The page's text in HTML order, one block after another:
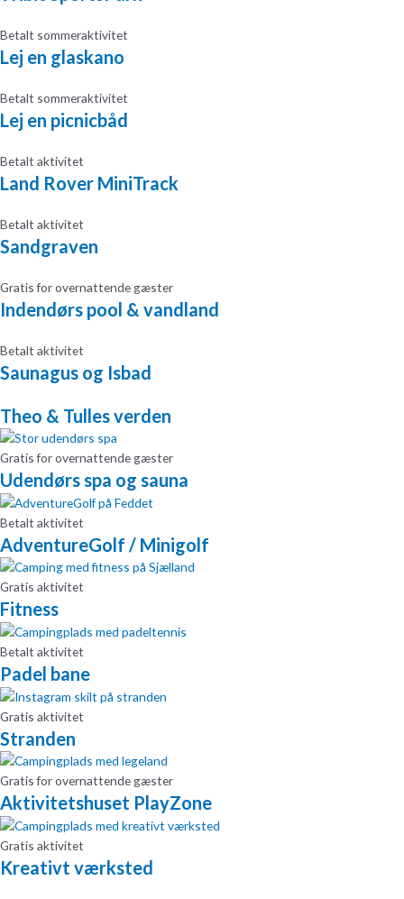
Betalt sommeraktivitet
Lej en glaskano
Betalt sommeraktivitet
Lej en picnicbåd
Betalt aktivitet
Land Rover MiniTrack
Betalt aktivitet
Sandgraven
Gratis for overnattende gæster
Indendørs pool & vandland
Betalt aktivitet
Saunagus og Isbad
Theo & Tulles verden
Gratis for overnattende gæster
Udendørs spa og sauna
Betalt aktivitet
AdventureGolf / Minigolf
Gratis aktivitet
Fitness
Betalt aktivitet
Padel bane
Gratis aktivitet
Stranden
Gratis for overnattende gæster
Aktivitetshuset PlayZone
Gratis aktivitet
Kreativt værksted